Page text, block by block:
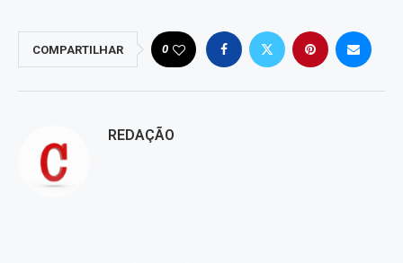
COMPARTILHAR 0
REDAÇÃO